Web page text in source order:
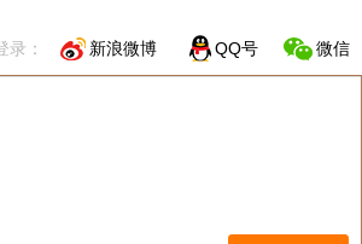
录： 新浪微博 QQ号 微信